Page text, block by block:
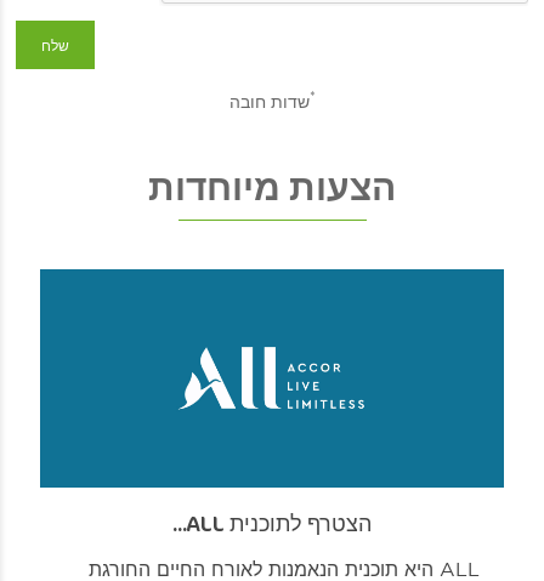
*שדות חובה
הצעות מיוחדות
הצטרף לתוכנית ALL...
ALL היא תוכנית הנאמנות לאורח החיים החורגת